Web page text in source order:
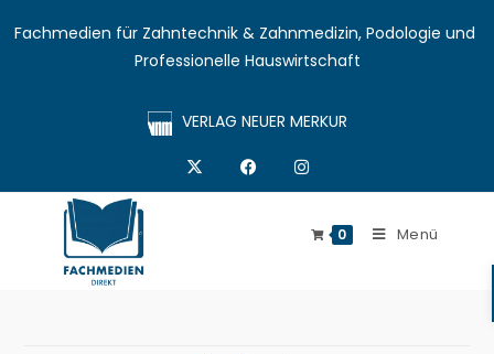
Fachmedien für Zahntechnik & Zahnmedizin, Podologie und
Professionelle Hauswirtschaft
VERLAG NEUER MERKUR
0 Menü